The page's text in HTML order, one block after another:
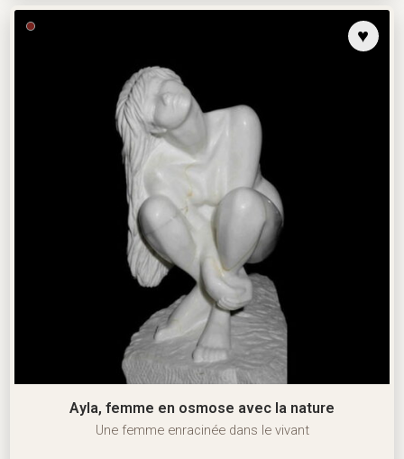
Ayla, femme en osmose avec la nature
Une femme enracinée dans le vivant